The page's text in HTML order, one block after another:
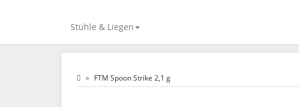
Stühle & Liegen
FTM Spoon Strike 2,1 g